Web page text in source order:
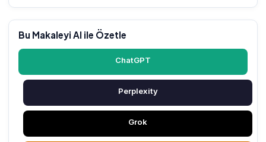
Bu Makaleyi AI ile Özetle
ChatGPT
Perplexity
Grok